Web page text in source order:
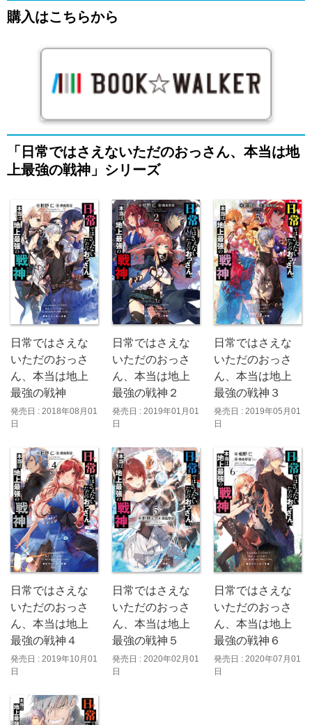
購入はこちらから
「日常ではさえないただのおっさん、本当は地
上最強の戦神」シリーズ
日常ではさえな
いただのおっさ
ん、本当は地上
最強の戦神
発売日 : 2018年08月01
日
日常ではさえな
いただのおっさ
ん、本当は地上
最強の戦神２
発売日 : 2019年01月01
日
日常ではさえな
いただのおっさ
ん、本当は地上
最強の戦神３
発売日 : 2019年05月01
日
日常ではさえな
いただのおっさ
ん、本当は地上
最強の戦神４
発売日 : 2019年10月01
日
日常ではさえな
いただのおっさ
ん、本当は地上
最強の戦神５
発売日 : 2020年02月01
日
日常ではさえな
いただのおっさ
ん、本当は地上
最強の戦神６
発売日 : 2020年07月01
日